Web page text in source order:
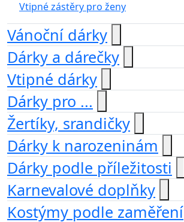
Vtipné zástěry pro ženy
Vánoční dárky
Dárky a dárečky
Vtipné dárky
Dárky pro ...
Žertíky, srandičky
Dárky k narozeninám
Dárky podle příležitosti
Karnevalové doplňky
Kostýmy podle zaměření